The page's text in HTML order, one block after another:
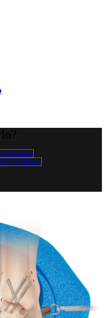
educativas
en Arthrex?
Columna vertebral
tobilloCaderaOrtobiológicos
y resección